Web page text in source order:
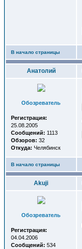
В начало страницы
Анатолий
Обозреватель
Регистрация:
25.08.2005
Сообщений: 1113
Обзоров: 32
Откуда: Челябинск
В начало страницы
Akuji
Обозреватель
Регистрация:
04.04.2006
Сообщений: 534